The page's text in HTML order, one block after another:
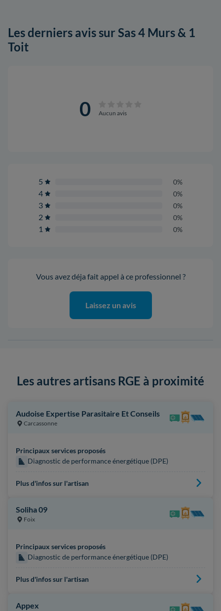
Les derniers avis sur Sas 4 Murs & 1
Toit
0 Aucun avis
5 0%
4 0%
3 0%
2 0%
1 0%
Vous avez déja fait appel à ce professionnel ?
Laissez un avis
Les autres artisans RGE à proximité
Audoise Expertise Parasitaire Et Conseils
Carcassonne
Principaux services proposés
Diagnostic de performance énergétique (DPE)
Plus d'infos sur l'artisan
Soliha 09
Foix
Principaux services proposés
Diagnostic de performance énergétique (DPE)
Plus d'infos sur l'artisan
Appex